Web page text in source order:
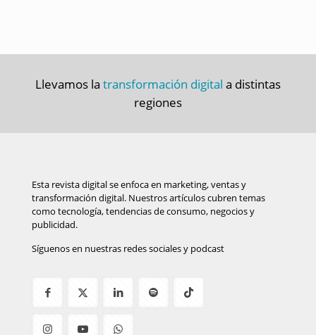
Llevamos la transformación digital a distintas
regiones
Esta revista digital se enfoca en marketing, ventas y
transformación digital. Nuestros artículos cubren temas
como tecnología, tendencias de consumo, negocios y
publicidad.
Síguenos en nuestras redes sociales y podcast